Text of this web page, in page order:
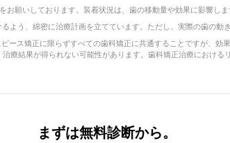
お願いしております。装着状況は、歯の移動量や効果に影響しま
よう、綿密に治療計画を立てています。ただし、実際の歯の
ース矯正に限らずすべての歯科矯正に共通することですが、効
療結果が得られない可能性があります。歯科矯正治療における
まずは無料診断から。